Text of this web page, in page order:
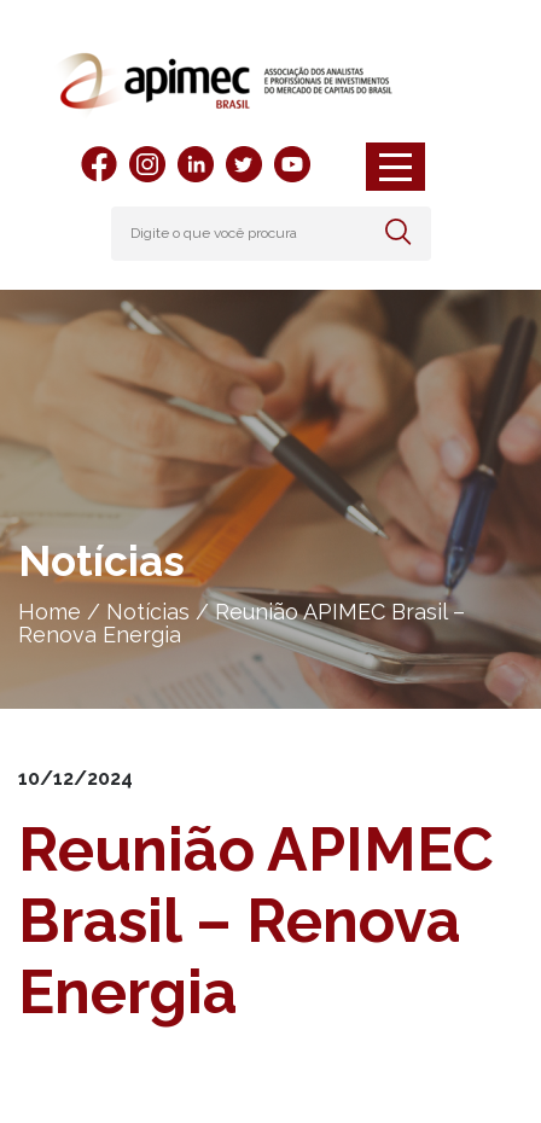
Notícias
Home / Notícias /Reunião APIMEC Brasil –
Renova Energia
10/12/2024
Reunião APIMEC
Brasil – Renova
Energia